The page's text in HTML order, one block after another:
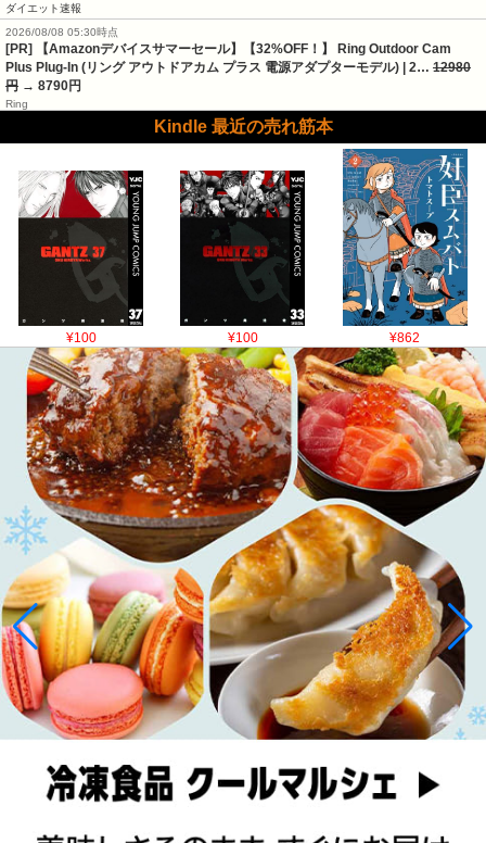
ダイエット速報
2026/08/08 05:30時点
[PR] 【Amazonデバイスサマーセール】【32%OFF！】 Ring Outdoor Cam
Plus Plug-In (リング アウトドアカム プラス 電源アダプターモデル) | 2… 12980
円 → 8790円
Ring
Kindle 最近の売れ筋本
¥100 ¥100 ¥862